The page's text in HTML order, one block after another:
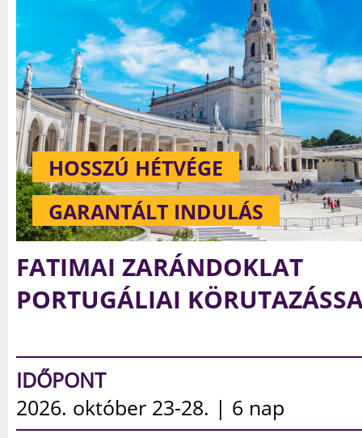
HOSSZÚ HÉTVÉGE
GARANTÁLT INDULÁS
FATIMAI ZARÁNDOKLAT
PORTUGÁLIAI
IDŐPONT
2026. augusztus 19-24. | 6 nap |